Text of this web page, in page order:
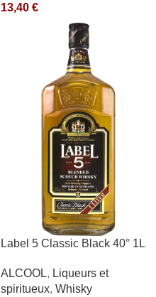
13,40 €
Label 5 Classic Black 40° 1L
ALCOOL, Liqueurs et
spiritueux, Whisky